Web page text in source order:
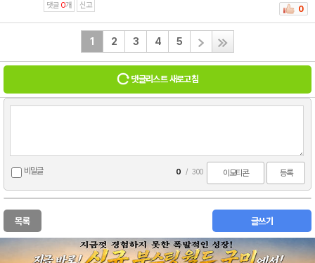
댓글 0개 신고 0
1 2 3 4 5
댓글리스트 새로고침
비밀글 0 / 300 이모티콘 등록
글쓰기
목록